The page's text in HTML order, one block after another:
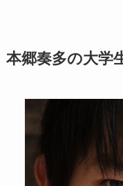
本郷奏多の大学